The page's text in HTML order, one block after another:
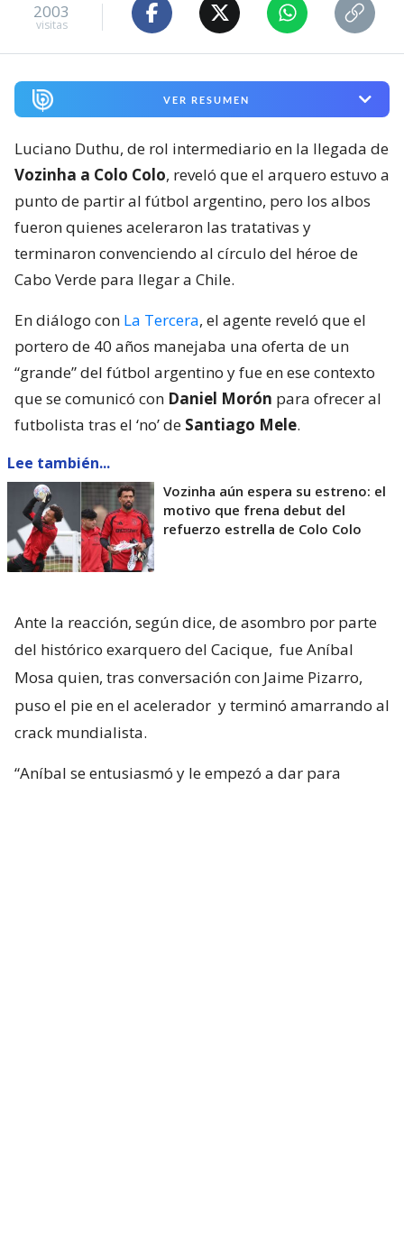
2003
visitas
VER RESUMEN
Luciano Duthu, de rol intermediario en la llegada de
Vozinha a Colo Colo, reveló que el arquero estuvo a
punto de partir al fútbol argentino, pero los albos
fueron quienes aceleraron las tratativas y
terminaron convenciendo al círculo del héroe de
Cabo Verde para llegar a Chile.
En diálogo con La Tercera, el agente reveló que el
portero de 40 años manejaba una oferta de un
“grande” del fútbol argentino y fue en ese contexto
que se comunicó con Daniel Morón para ofrecer al
futbolista tras el ‘no’ de Santiago Mele.
Lee también...
Vozinha aún espera su estreno: el
motivo que frena debut del
refuerzo estrella de Colo Colo
Ante la reacción, según dice, de asombro por parte
del histórico exarquero del Cacique, fue Aníbal
Mosa quien, tras conversación con Jaime Pizarro,
puso el pie en el acelerador y terminó amarrando al
crack mundialista.
“Aníbal se entusiasmó y le empezó a dar para